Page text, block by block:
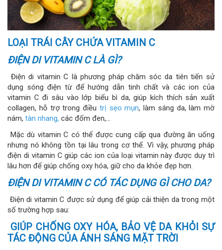
LOẠI TRÁI CÂY CHỨA VITAMIN C
ĐIỆN DI VITAMIN C LÀ GÌ?
Điện di vitamin C là phương pháp chăm sóc da tiên tiến sử
dụng sóng điện từ để hướng dẫn tinh chất và các ion của
vitamin C đi sâu vào lớp biểu bì da, giúp kích thích sản xuất
collagen, hỗ trợ trong điều trị sẹo mụn, làm sáng da, làm mờ
nám, tàn nhang, các đốm đen,…
Mặc dù vitamin C có thể được cung cấp qua đường ăn uống
nhưng nó không tồn tại lâu trong cơ thể. Vì vậy, phương pháp
điện di vitamin C giúp các ion của loại vitamin này được duy trì
lâu hơn để giúp chống oxy hóa, giữ cho da khỏe đẹp hơn.
ĐIỆN DI VITAMIN C CÓ TÁC DỤNG GÌ CHO DA?
Điện di vitamin C được sử dụng để giúp cải thiện da trong một
số trường hợp sau:
GIÚP CHỐNG OXY HÓA, BẢO VỆ DA KHỎI SỰ
TÁC ĐỘNG CỦA ÁNH SÁNG MẶT TRỜI